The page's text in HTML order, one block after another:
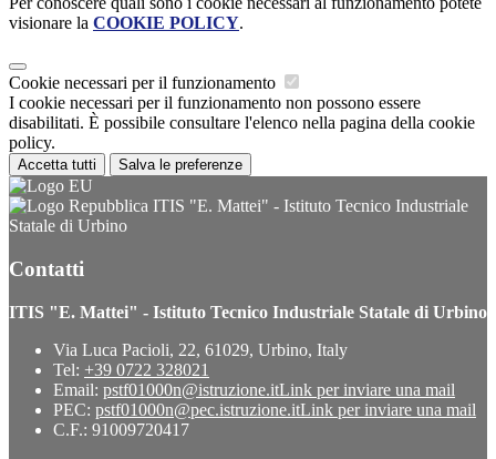
visionare la COOKIE POLICY.
Cookie necessari per il funzionamento
I cookie necessari per il funzionamento non possono essere
disabilitati. È possibile consultare l'elenco nella pagina della cookie
policy.
Accetta tutti Salva le preferenze
ITIS "E. Mattei" - Istituto Tecnico Industriale
Statale di Urbino
Contatti
ITIS "E. Mattei" - Istituto Tecnico Industriale Statale di Urbino
Via Luca Pacioli, 22, 61029, Urbino, Italy
Tel: +39 0722 328021
Email: pstf01000n@istruzione.itLink per inviare una mail
PEC: pstf01000n@pec.istruzione.itLink per inviare una mail
C.F.: 91009720417